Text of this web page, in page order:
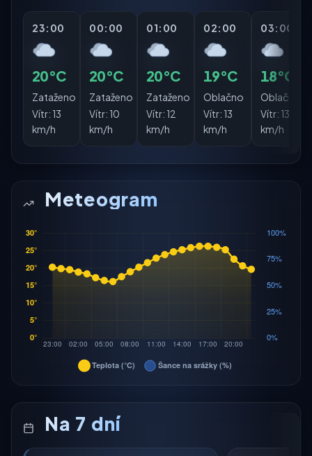
23:00
20°C
Zataženo
Vítr: 13
km/h
00:00
20°C
Zataženo
Vítr: 10
km/h
01:00
20°C
Zataženo
Vítr: 12
km/h
02:00
19°C
Oblačno
Vítr: 13
km/h
03:00
18°C
Oblačno
Vítr: 13
km/h
Meteogram
Na 7 dní